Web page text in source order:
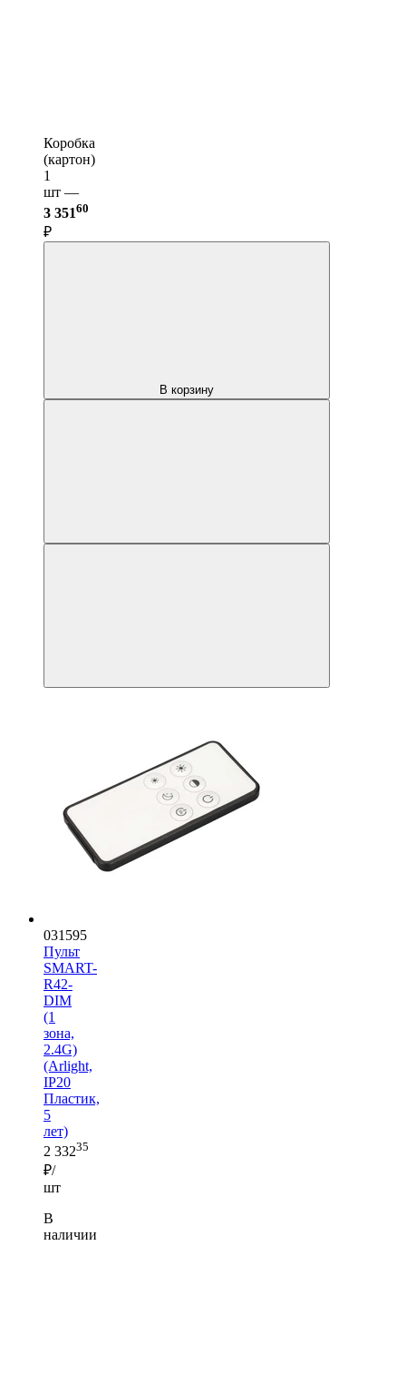
Коробка
(картон)
1
шт —
3 35160
₽
В корзину
031595
Пульт
SMART-
R42-
DIM
(1
зона,
2.4G)
(Arlight,
IP20
Пластик,
5
лет)
2 33235
₽/
шт
В
наличии